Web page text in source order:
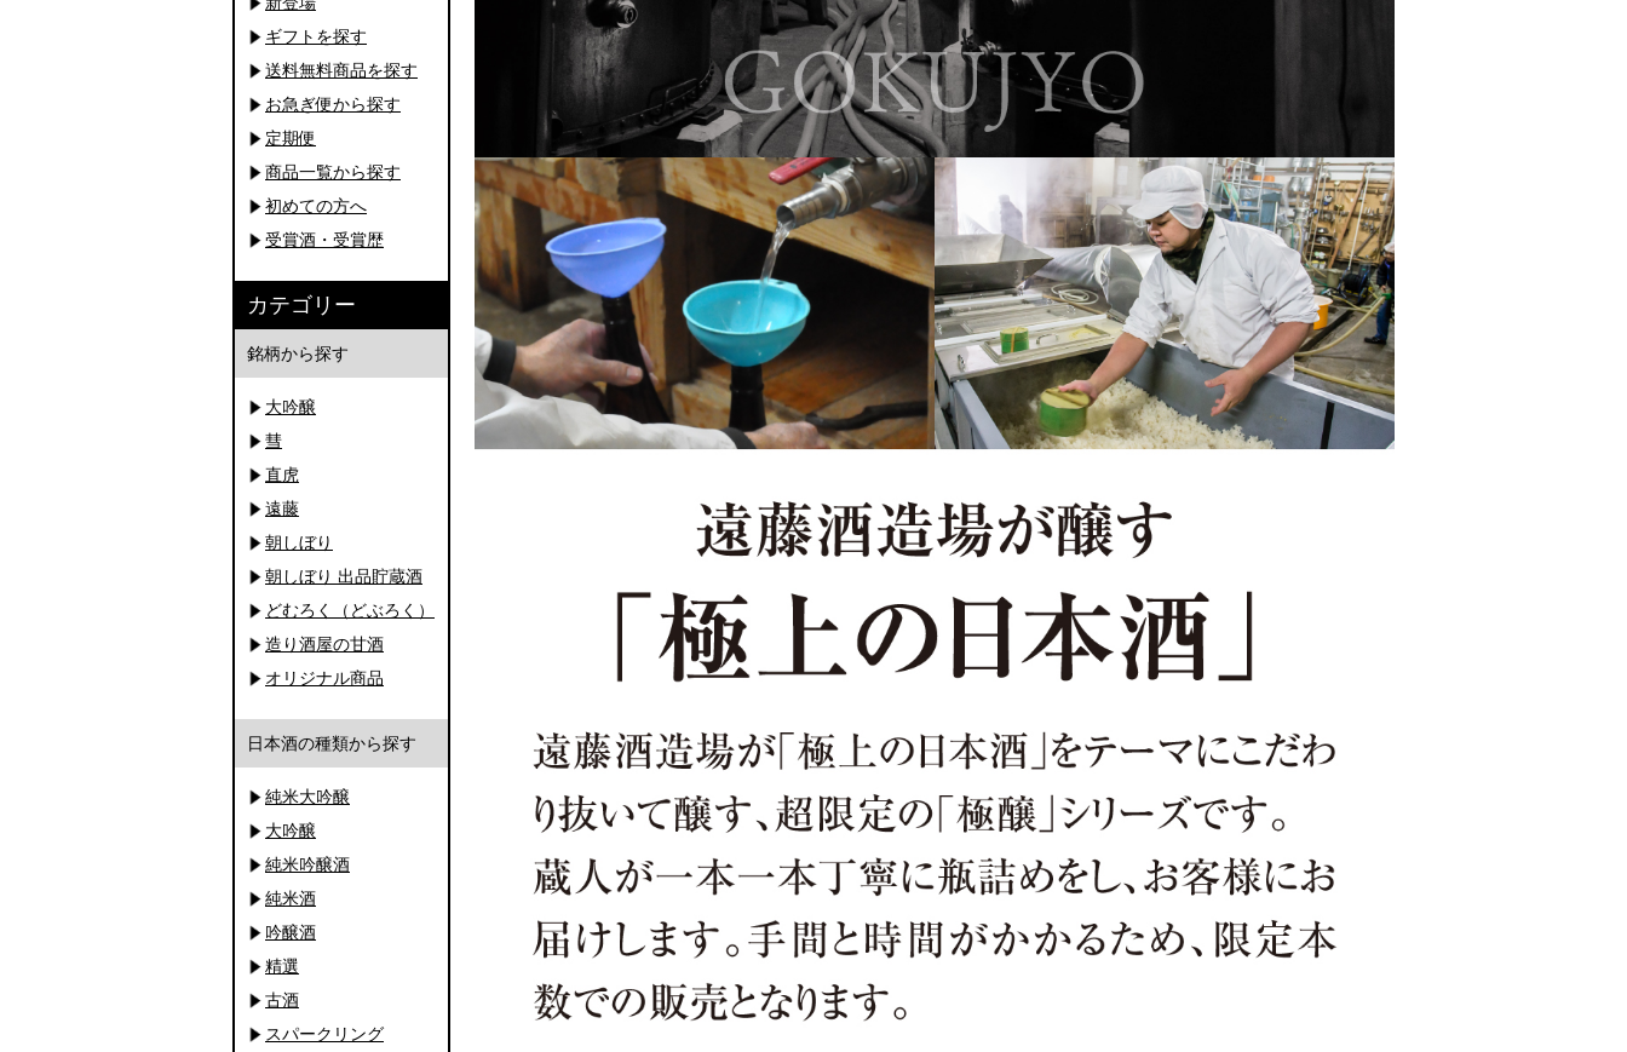
ギフトを探す
送料無料商品を探す
お急ぎ便から探す
定期便
商品一覧から探す
初めての方へ
受賞酒・受賞歴
カテゴリー
銘柄から探す
大吟醸
彗
直虎
遠藤
朝しぼり
朝しぼり 出品貯蔵酒
どむろく（どぶろく）
造り酒屋の甘酒
オリジナル商品
日本酒の種類から探す
純米大吟醸
大吟醸
純米吟醸酒
純米酒
吟醸酒
精選
古酒
スパークリング